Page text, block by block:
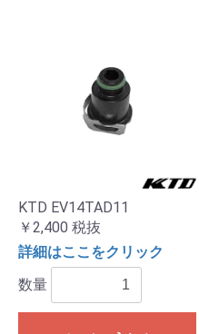
KTD EV14TAD11
￥2,400 税抜
詳細はここをクリック
数量